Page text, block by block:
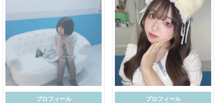
プロフィール プロフィール